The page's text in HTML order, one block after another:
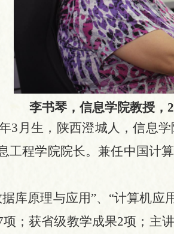
李书琴，信息学院教授，
3月生，陕西澄城人，信息学
工程学院院长。兼任中国计
据库原理与应用”、“计算机应
；获省级教学成果2项；主